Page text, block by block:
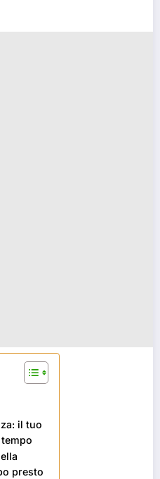
il tuo
presto